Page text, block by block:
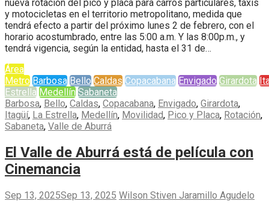
nueva rotación del pico y placa para carros particulares, taxis
y motocicletas en el territorio metropolitano, medida que
tendrá efecto a partir del próximo lunes 2 de febrero, con el
horario acostumbrado, entre las 5:00 a.m. Y las 8:00p.m., y
tendrá vigencia, según la entidad, hasta el 31 de…
Área
Metro Barbosa Bello Caldas Copacabana Envigado Girardota
Estrella Medellín Sabaneta
Barbosa, Bello, Caldas, Copacabana, Envigado, Girardota,
Itagüí, La Estrella, Medellín, Movilidad, Pico y Placa, Rotación,
Sabaneta, Valle de Aburrá
El Valle de Aburrá está de película con
Cinemancia
Sep 13, 2025Sep 13, 2025 Wilson Stiven Jaramillo Agudelo